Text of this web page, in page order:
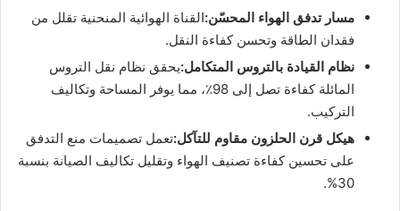
مسار تدفق الهواء المحسّن:القناة الهوائية المنحنية تقلل من
فقدان الطاقة وتحسن كفاءة النقل.
نظام القيادة بالتروس المتكامل:يحقق نظام نقل التروس
المائلة كفاءة تصل إلى 98٪، مما يوفر المساحة وتكاليف
التركيب.
هيكل قرن الحلزون مقاوم للتآكل:تعمل تصميمات منع التدفق
على تحسين كفاءة تصنيف الهواء وتقليل تكاليف الصيانة بنسبة
30%.